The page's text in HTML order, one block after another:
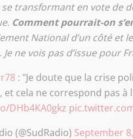
transformant en vote de
Comment pourrait-on
National d’un côté et
Je ne vois pas d’issue pour
: "Je doute que la crise
et cela ne correspond pas à
DHb4KA0gkz
(@SudRadio) September